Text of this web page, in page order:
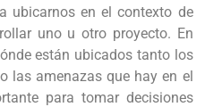
ubicarnos en el contexto de
uno u otro proyecto. En
están ubicados tanto los
las amenazas que hay en el
para tomar decisiones